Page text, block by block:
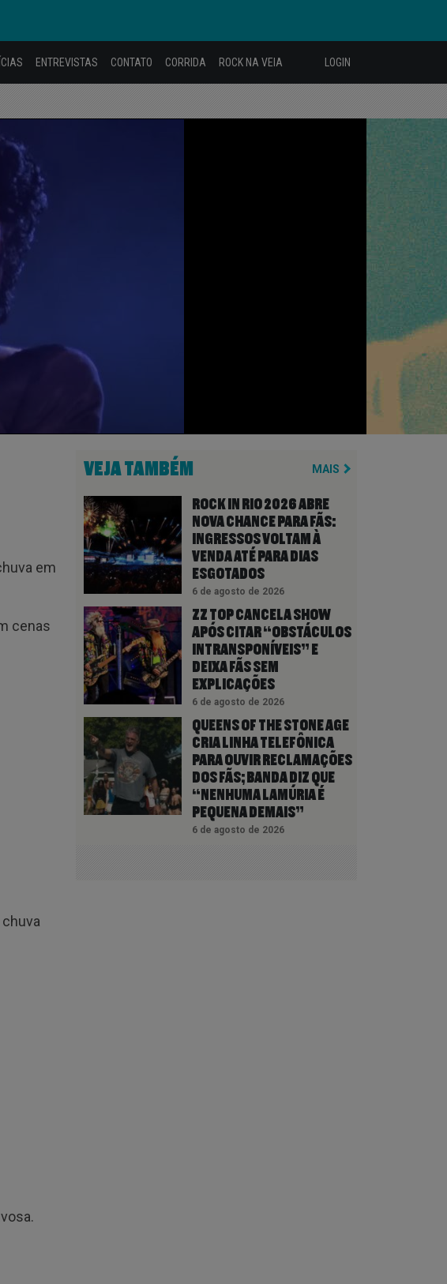
ENTREVISTAS CONTATO CORRIDA ROCK NA VEIA LOGIN
em
cenas
VEJA TAMBÉM MAIS
ROCK IN RIO 2026 ABRE
NOVA CHANCE PARA FÃS:
INGRESSOS VOLTAM À
VENDA ATÉ PARA DIAS
ESGOTADOS
6 de agosto de 2026
ZZ TOP CANCELA SHOW
APÓS CITAR “OBSTÁCULOS
INTRANSPONÍVEIS” E
DEIXA FÃS SEM
EXPLICAÇÕES
6 de agosto de 2026
QUEENS OF THE STONE AGE
CRIA LINHA TELEFÔNICA
PARA OUVIR RECLAMAÇÕES
DOS FÃS; BANDA DIZ QUE
“NENHUMA LAMÚRIA É
PEQUENA DEMAIS”
6 de agosto de 2026